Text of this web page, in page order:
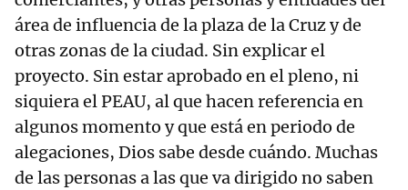
área de influencia de la plaza de la Cruz y de
otras zonas de la ciudad. Sin explicar el
proyecto. Sin estar aprobado en el pleno, ni
siquiera el PEAU, al que hacen referencia en
algunos momento y que está en periodo de
alegaciones, Dios sabe desde cuándo. Muchas
de las personas a las que va dirigido no saben